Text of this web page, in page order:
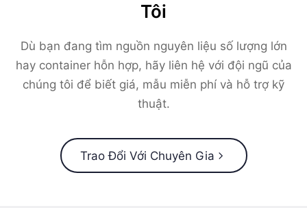
Tôi
Dù bạn đang tìm nguồn nguyên liệu số lượng lớn
hay container hỗn hợp, hãy liên hệ với đội ngũ của
chúng tôi để biết giá, mẫu miễn phí và hỗ trợ kỹ
thuật.
Trao Đổi Với Chuyên Gia